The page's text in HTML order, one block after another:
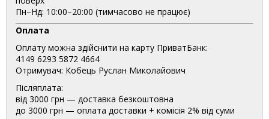
Пн–Нд: 10:00–20:00 (тимчасово не працює)
Оплата
Оплату можна здійснити на карту ПриватБанк:
4149 6293 5872 4664
Отримувач: Кобець Руслан Миколайович
Післяплата:
від 3000 грн — доставка безкоштовна
до 3000 грн — оплата доставки + комісія 2% від суми